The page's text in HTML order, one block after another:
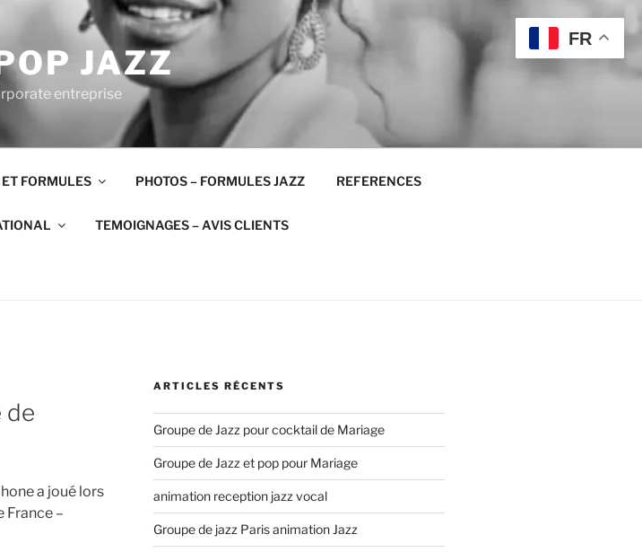
JAZZ
entreprise
FORMULES PHOTOS – FORMULES JAZZ REFERENCES
TEMOIGNAGES – AVIS CLIENTS
de
a joué lors
France –
ARTICLES RÉCENTS
Groupe de Jazz pour cocktail de Mariage
Groupe de Jazz et pop pour Mariage
animation reception jazz vocal
Groupe de jazz Paris animation Jazz
FR